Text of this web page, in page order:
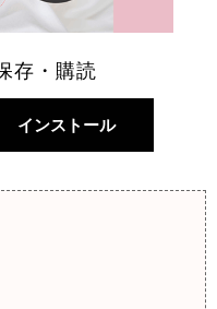
存・購読
インストール